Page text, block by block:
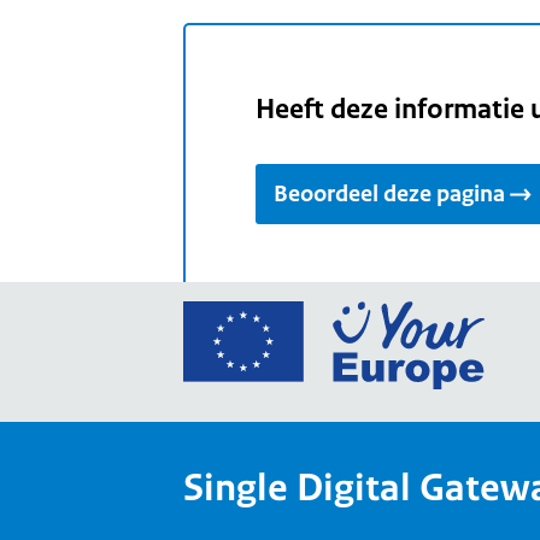
Heeft deze informatie
Beoordeel deze pagina
Ga
Your
Single Digital